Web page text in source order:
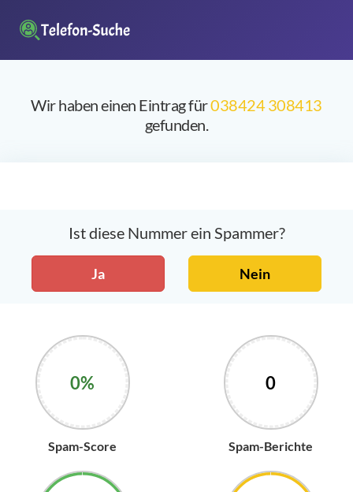
Wir haben einen Eintrag für038424 308413
gefunden.
Ist diese Nummer ein Spammer?
Ja Nein
0%
Spam-Score
0
Spam-Berichte